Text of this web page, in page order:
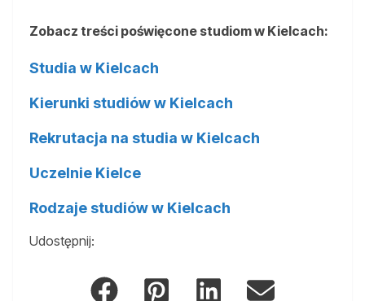
Zobacz treści poświęcone studiom w Kielcach:
Studia w Kielcach
Kierunki studiów w Kielcach
Rekrutacja na studia w Kielcach
Uczelnie Kielce
Rodzaje studiów w Kielcach
Udostępnij: